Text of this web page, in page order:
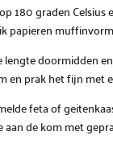
180 graden
papieren
lengte doormidden
en prak het fijn met
feta of
de kom met